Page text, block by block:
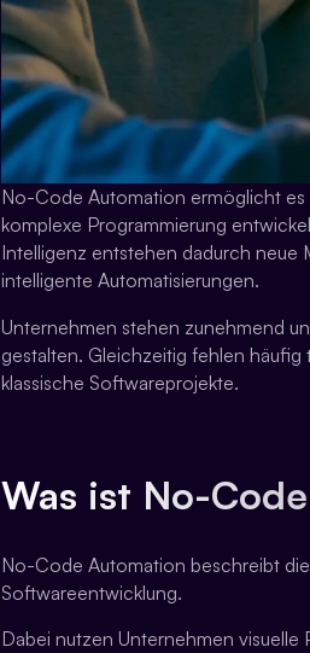
No-Code Automation ermöglicht es
komplexe Programmierung
Intelligenz entstehen dadurch neue
intelligente Automatisierungen.
Unternehmen stehen zunehmend
gestalten. Gleichzeitig fehlen
klassische Softwareprojekte.
Was ist No-
No-Code Automation beschreibt
Softwareentwicklung.
Dabei nutzen Unternehmen